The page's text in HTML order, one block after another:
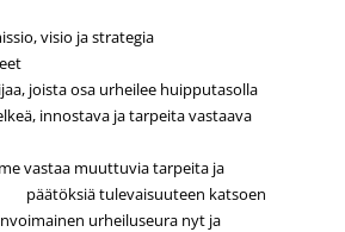
visio ja strategia
joista osa urheilee huipputasolla
innostava ja tarpeita vastaava
vastaa muuttuvia tarpeita ja
tulevaisuuteen katsoen
urheiluseura nyt ja